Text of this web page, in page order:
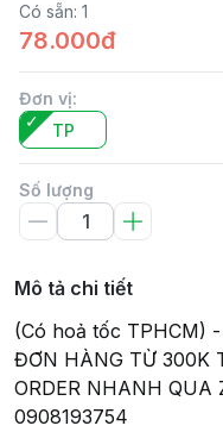
Có sẵn: 1
78.000đ
Đơn vị:
TP
Số lượng
Mô tả chi tiết
(Có hoả tốc TPHCM) -
ĐƠN HÀNG TỪ 300K
ORDER NHANH
0908193754